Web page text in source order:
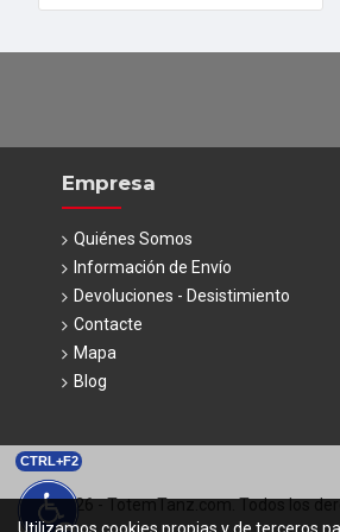
CTRL+F2
Empresa
Quiénes Somos
Información de Envío
Devoluciones - Desistimiento
Contacte
Mapa
Blog
© 2026 - TotemTanz.com. Todos los